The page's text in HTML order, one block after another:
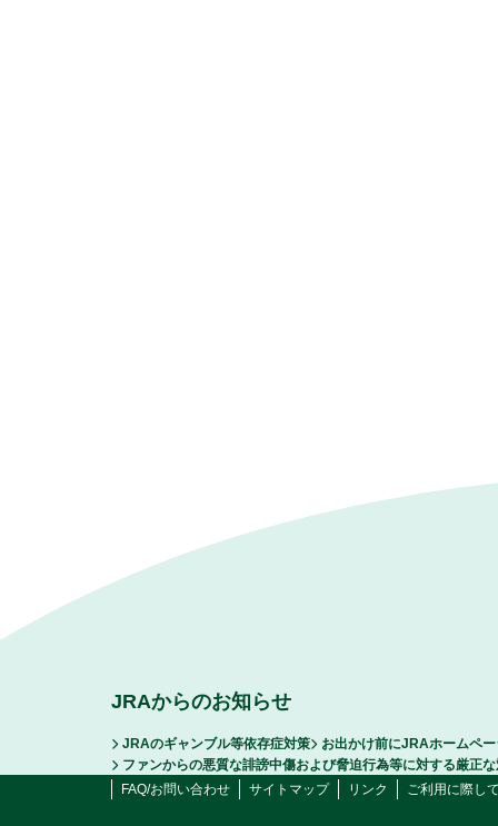
JRAからのお知らせ
JRAのギャンブル等依存症対策
お出かけ前にJRAホームペ
ファンからの悪質な誹謗中傷および脅迫行為等に対する厳正
FAQ/お問い合わせ
サイトマップ リンク ご利用に際し